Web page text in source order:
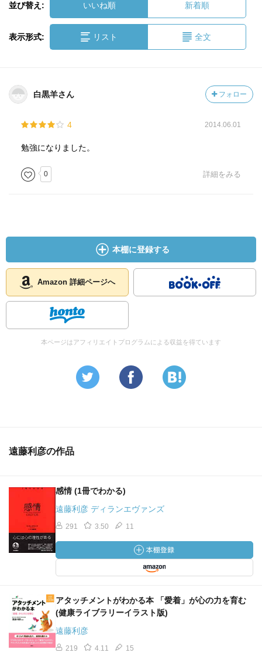
並び替え: いいね順 新着順
表示形式: リスト 全文
白黒羊さん フォロー
4 2014.06.01
勉強になりました。
0 詳細をみる
本棚に登録する
Amazon 詳細ページへ
本ページはアフィリエイトプログラムによる収益を得ています
遠藤利彦の作品
感情 (1冊でわかる)
遠藤利彦 ディランエヴァンズ
291 3.50 11
アタッチメントがわかる本 「愛着」が心の力を育む
(健康ライブラリーイラスト版)
遠藤利彦
219 4.11 15